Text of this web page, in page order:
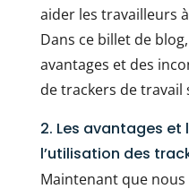
aider les travailleurs
Dans ce billet de
avantages et des
de trackers de travail
2. Les avantages
l’utilisation des
Maintenant que